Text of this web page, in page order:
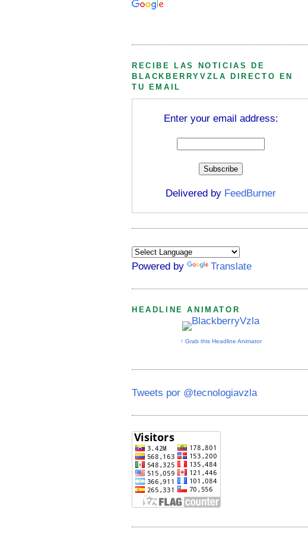
RECIBE LAS NOTICIAS DE
BLACKBERRYVZLA DIRECTO EN
TU EMAIL
Enter your email address:
Delivered by FeedBurner
Powered by Translate
HEADLINE ANIMATOR
↑ Grab this Headline Animator
Tweets por @tecnologiavzla